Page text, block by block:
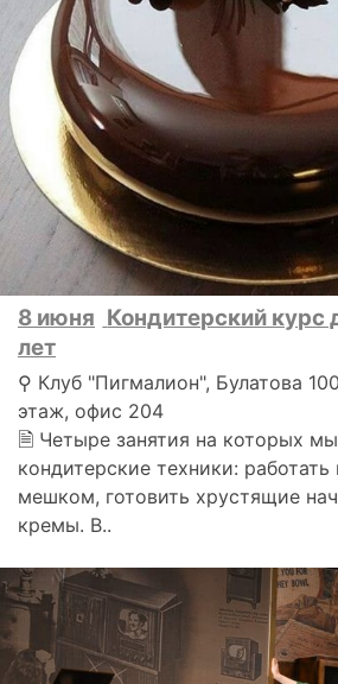
8 июня Кондитерский курс
лет
⚲ Клуб "Пигмалион", Булатова
этаж, офис 204
🗎 Четыре занятия на которых
кондитерские техники:
мешком, готовить хрустящие
кремы. В..